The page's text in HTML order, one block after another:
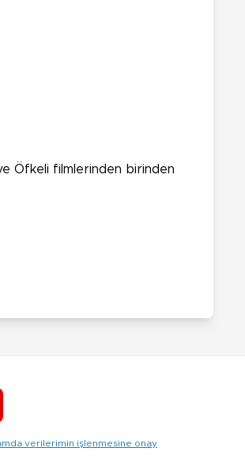
Öfkeli filmlerinden birinden
verilerimin işlenmesine onay